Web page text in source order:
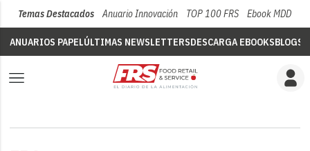
Temas Destacados Anuario Innovación TOP 100 FRS Ebook MDD
ANUARIOS PAPELÚLTIMAS NEWSLETTERSDESCARGA EBOOKSBLOGS